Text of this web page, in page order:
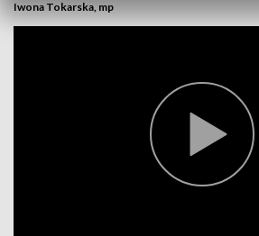
Iwona Tokarska, mp